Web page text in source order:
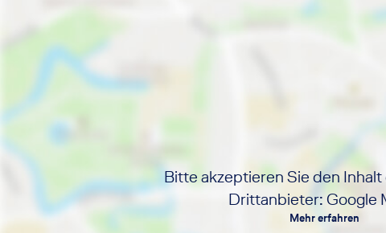
Bitte akzeptieren Sie den
Drittanbieter: Google
Mehr erfahren